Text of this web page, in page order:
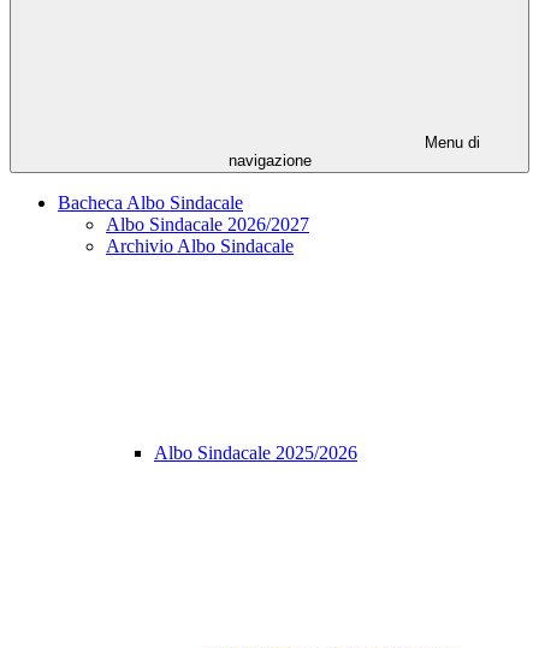
Menu di
navigazione
Bacheca Albo Sindacale
Albo Sindacale 2026/2027
Archivio Albo Sindacale
Albo Sindacale 2025/2026